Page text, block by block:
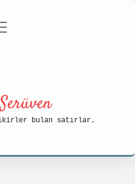
Politikası
bulan satırlar.